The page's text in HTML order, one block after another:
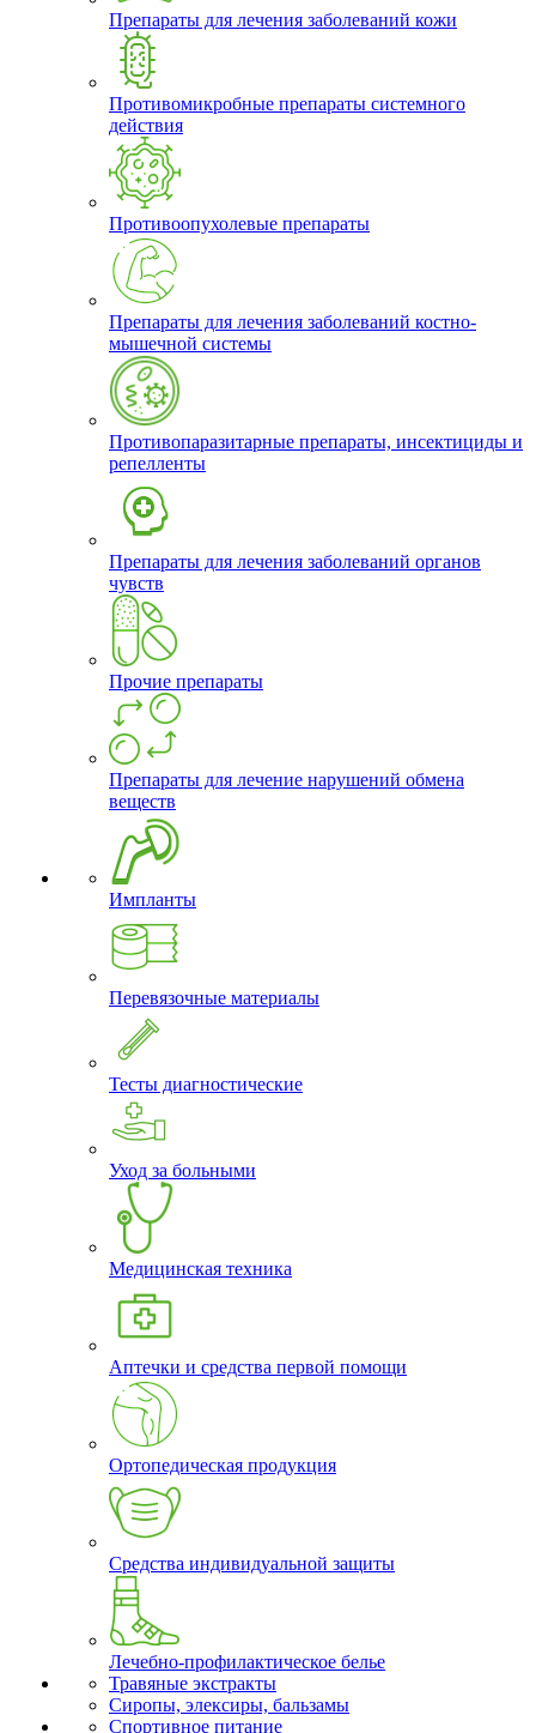
Препараты для лечения заболеваний кожи
Противомикробные препараты системного
действия
Противоопухолевые препараты
Препараты для лечения заболеваний костно-
мышечной системы
Противопаразитарные препараты, инсектициды и
репелленты
Препараты для лечения заболеваний органов
чувств
Прочие препараты
Препараты для лечение нарушений обмена
веществ
Импланты
Перевязочные материалы
Тесты диагностические
Уход за больными
Медицинская техника
Аптечки и средства первой помощи
Ортопедическая продукция
Средства индивидуальной защиты
Лечебно-профилактическое белье
Травяные экстракты
Сиропы, элексиры, бальзамы
Спортивное питание